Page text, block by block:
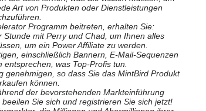
Art von Produkten oder Dienstleistungen
Programm beitreten, erhalten Sie:
mit Perry und Chad, um Ihnen alles
um ein Power Affiliate zu werden.
einschließlich Bannern, E-Mail-Sequenzen
was Top-Profis tun.
genehmigen, so dass Sie das MintBird Produkt
können.
der bevorstehenden Markteinführung
Sie sich und registrieren Sie sich jetzt!